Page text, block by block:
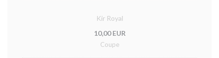
Kir Royal
10,00 EUR
Coupe